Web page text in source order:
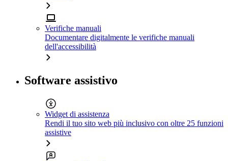
Verifiche manuali
Documentare digitalmente le verifiche manuali
dell'accessibilità
Software assistivo
Widget di assistenza
Rendi il tuo sito web più inclusivo con oltre 25 funzioni
assistive